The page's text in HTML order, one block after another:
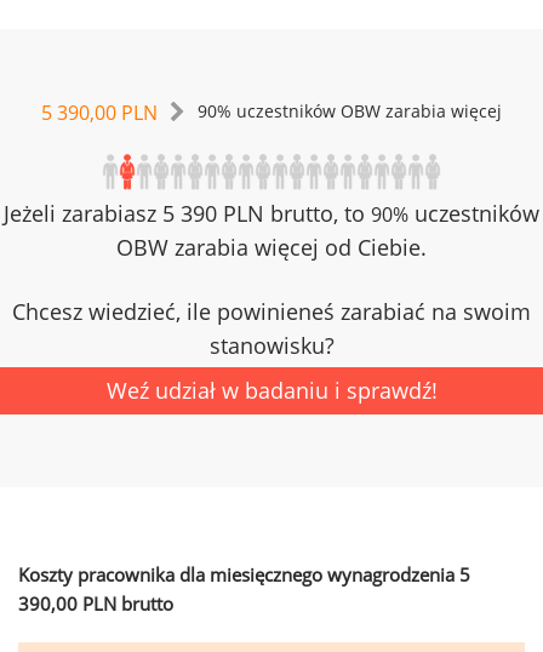
5 390,00 PLN 90% uczestników OBW zarabia więcej
Jeżeli zarabiasz 5 390 PLN brutto, to 90% uczestników
OBW zarabia więcej od Ciebie.
Chcesz wiedzieć, ile powinieneś zarabiać na swoim
stanowisku?
Weź udział w badaniu i sprawdź!
Koszty pracownika dla miesięcznego wynagrodzenia 5
390,00 PLN brutto